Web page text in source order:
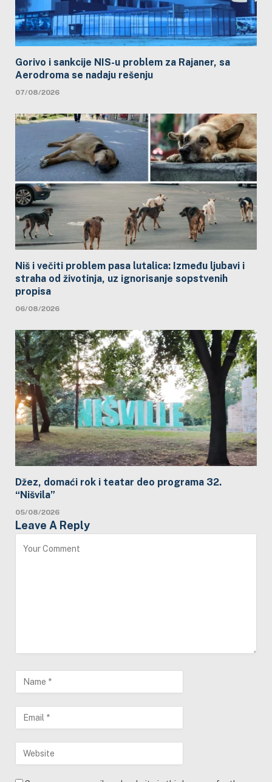
Gorivo i sankcije NIS-u problem za Rajaner, sa
Aerodroma se nadaju rešenju
07/08/2026
Niš i večiti problem pasa lutalica: Između ljubavi i
straha od životinja, uz ignorisanje sopstvenih
propisa
06/08/2026
Džez, domaći rok i teatar deo programa 32.
“Nišvila”
05/08/2026
Leave A Reply